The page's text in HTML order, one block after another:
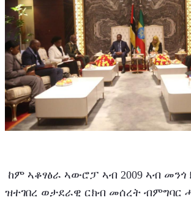
ዝተገበረ ወታደራዊ ርክብ መሰረት ብምግባር